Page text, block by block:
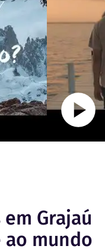
Grajaú
ao mundo